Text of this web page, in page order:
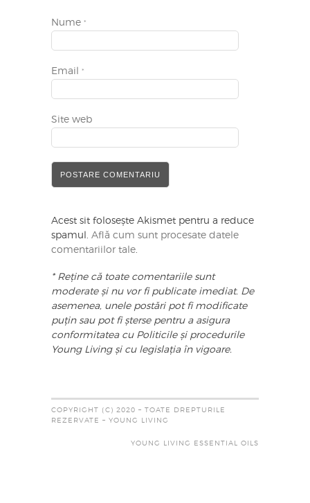
Nume *
Email *
Site web
Acest sit folosește Akismet pentru a reduce
spamul. Află cum sunt procesate datele
comentariilor tale
* Reține că toate comentariile sunt
moderate și nu vor fi publicate imediat. De
asemenea, unele postări pot fi modificate
puțin sau pot fi șterse pentru a asigura
conformitatea cu Politicile și procedurile
Young Living și cu legislația în vigoare.
COPYRIGHT (C) 2020 – TOATE DREPTURILE
REZERVATE – YOUNG LIVING
YOUNG LIVING ESSENTIAL OILS